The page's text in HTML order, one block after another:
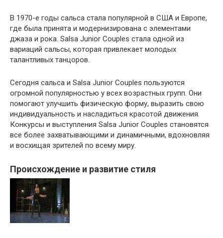
В 1970-е годы сальса стала популярной в США и Европе,
где была принята и модернизирована с элементами
джаза и рока. Salsa Junior Couples стала одной из
вариаций сальсы, которая привлекает молодых
талантливых танцоров.
Сегодня сальса и Salsa Junior Couples пользуются
огромной популярностью у всех возрастных групп. Они
помогают улучшить физическую форму, выразить свою
индивидуальность и насладиться красотой движения.
Конкурсы и выступления Salsa Junior Couples становятся
все более захватывающими и динамичными, вдохновляя
и восхищая зрителей по всему миру.
Происхождение и развитие стиля